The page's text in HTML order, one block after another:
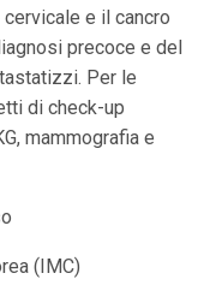
e il cancro
precoce e del
Per le
di check-up
mammografia e
(IMC)